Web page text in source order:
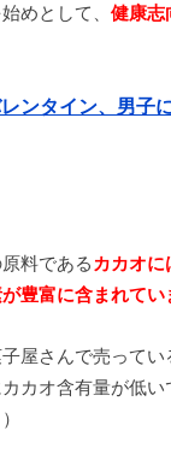
めとして、 健康志
ンタイン、男子
料である カカオ
豊富に含まれてい
屋さんで売って
カオ含有量が低い